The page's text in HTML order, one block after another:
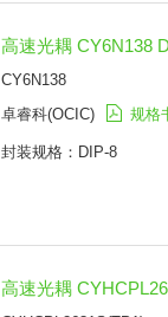
高速光耦 CY6N138
CY6N138
卓睿科(OCIC)
规格
封装规格：DIP-8
高速光耦